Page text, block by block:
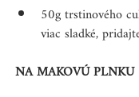
50g trstinového
viac sladké,
NA MAKOVÚ PLNKU